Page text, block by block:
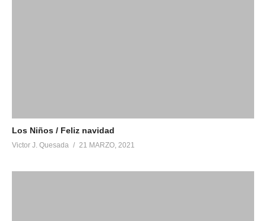
Los Niños / Feliz navidad
Victor J. Quesada 21 MARZO, 2021